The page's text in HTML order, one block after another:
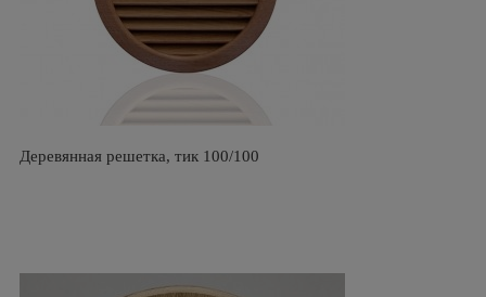
Деревянная решетка, тик 100/100